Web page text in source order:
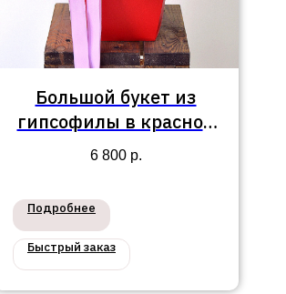
Большой букет из
гипсофилы в красной
коробке №97
6 800 р.
Подробнее
Быстрый заказ